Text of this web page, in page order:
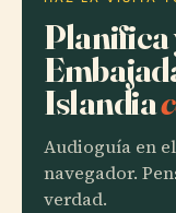
Planifica
Islandia
Audioguía en
navegador.
verdad.